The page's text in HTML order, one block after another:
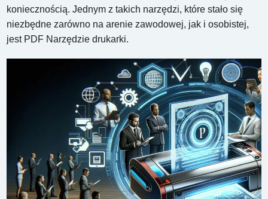
koniecznością. Jednym z takich narzędzi, które stało się
niezbędne zarówno na arenie zawodowej, jak i osobistej,
jest PDF Narzędzie drukarki.